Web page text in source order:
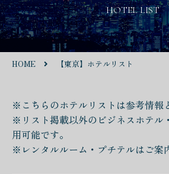
HOTEL LIST
HOME 【東京】ホテルリスト
※こちらのホテルリストは参考情報
※リスト掲載以外のビジネスホテル
用可能です。
※レンタルルーム・プチテルはご案